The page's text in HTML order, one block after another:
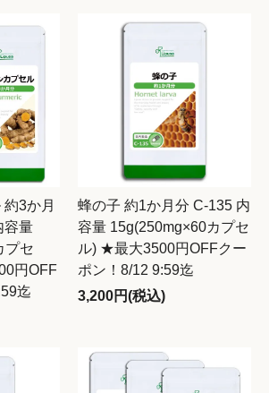
3か月
容量
プセ
円OFF
迄
蜂の子 約1か月分 C-135 内
容量 15g(250mg×60カプセ
ル) ★最大3500円OFFクー
ポン！8/12 9:59迄
3,200円(税込)